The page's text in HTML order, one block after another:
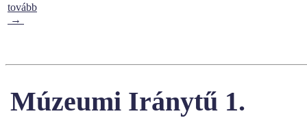
tovább
→
Múzeumi Iránytű 1.